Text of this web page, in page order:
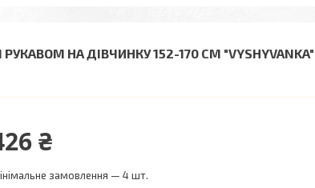
НА ДІВЧИНКУ 152-170 СМ
₴
замовлення — 4 шт.